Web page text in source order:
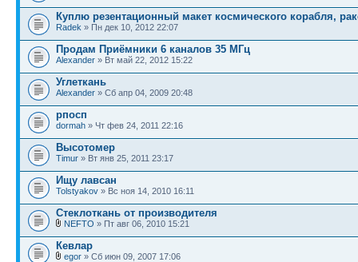
Куплю резентационный макет космического корабля,
Radek » Пн дек 10, 2012 22:07
Продам Приёмники 6 каналов 35 МГц
Alexander » Вт май 22, 2012 15:22
Углеткань
Alexander » Сб апр 04, 2009 20:48
рпосп
dormah » Чт фев 24, 2011 22:16
Высотомер
Timur » Вт янв 25, 2011 23:17
Ищу лавсан
Tolstyakov » Вс ноя 14, 2010 16:11
Стеклоткань от производителя
NEFTO » Пт авг 06, 2010 15:21
Кевлар
egor » Сб июн 09, 2007 17:06